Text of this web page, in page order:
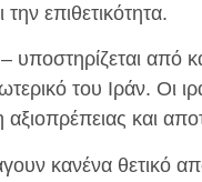
επιθετικότητα.
υποστηρίζεται από
του Ιράν. Οι
και
κανένα θετικό